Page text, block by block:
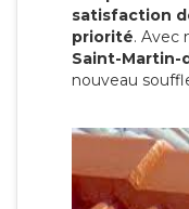
satisfaction
priorité. Avec
Saint-Martin-
nouveau